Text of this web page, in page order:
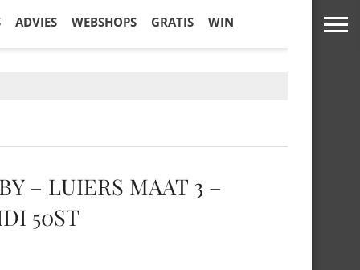
ADVIES WEBSHOPS GRATIS WIN
– LUIERS MAAT 3 –
50ST